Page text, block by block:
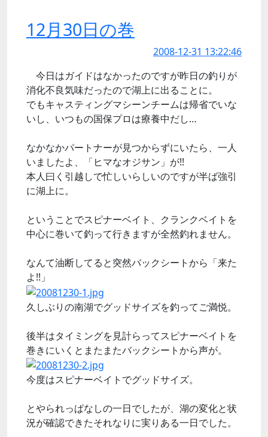
12月30日の巻
2008-12-31 13:22:46
今日はガイドはなかったのですが昨日の釣りが
消化不良気味だったので湖上に出ることに。
でもキャスティングマシーンチームは帰省でいな
いし、いつもの国保プロは療養中だし…
なかなかパートナーが見つからずにいたら、一人
いましたよ、「ヒマなオジサン」が!!
本人曰く引越しで忙しいらしいのですが半ば強引
に湖上に。
ということでスピナーベイト、クランクベイトを
中心に巻いて釣って行きますが全然釣れません。
なんて油断してると突然バックシートから「来た
よ!!」
久しぶりの南湖でグッドサイズを釣ってご満悦。
後半はタイミングを見計らってスピナーベイトを
巻きにいくとまたまたバックシートから声が。
今度はスピナーベイトでグッドサイズ。
とやられっぱなしの一日でしたが、湖の変化と状
況が確認できたそれなりに実りある一日でした。